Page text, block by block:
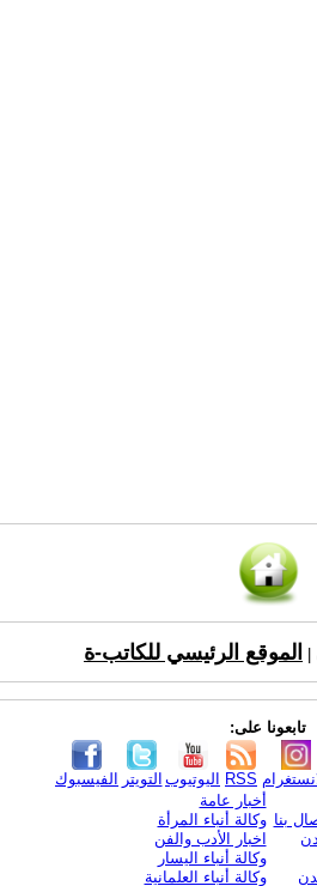
الموقع الرئيسي للكاتب-ة
تابعونا على:
الفيسبوك التويتر اليوتيوب RSS
بنا
أخبار عامة
وكالة أنباء المرأة
اخبار الأدب والفن
وكالة أنباء اليسار
وكالة أنباء العلمانية